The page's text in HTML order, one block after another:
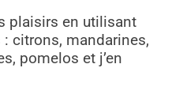
plaisirs en utilisant
: citrons, mandarines,
pomelos et j’en